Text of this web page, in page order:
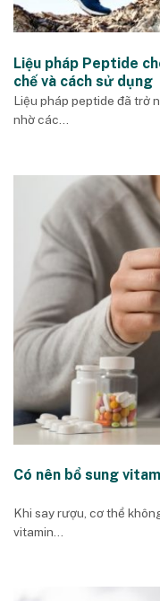
Liệu pháp Peptide
chế và cách sử dụng
Liệu pháp peptide đã trở
nhờ các...
Có nên bổ sung
Khi say rượu, cơ thể
vitamin...